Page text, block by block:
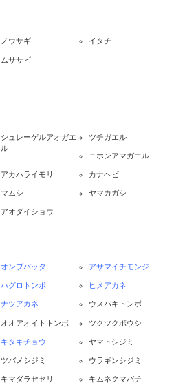
ノウサギ イタチ
ムササビ
シュレーゲルアオガエ
ル
ツチガエル
ニホンアマガエル
アカハライモリ カナヘビ
マムシ ヤマカガシ
アオダイショウ
オンブバッタ アサマイチモンジ
ハグロトンボ ヒメアカネ
ナツアカネ ウスバキトンボ
オオアオイトトンボ ツクツクボウシ
キタキチョウ ヤマトシジミ
ツバメシジミ ウラギンシジミ
キマダラセセリ キムネクマバチ